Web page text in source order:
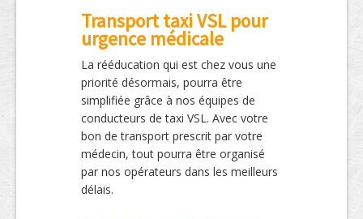
Transport taxi VSL pour
urgence médicale
La rééducation qui est chez vous une
priorité désormais, pourra être
simplifiée grâce à nos équipes de
conducteurs de taxi VSL. Avec votre
bon de transport prescrit par votre
médecin, tout pourra être organisé
par nos opérateurs dans les meilleurs
délais.